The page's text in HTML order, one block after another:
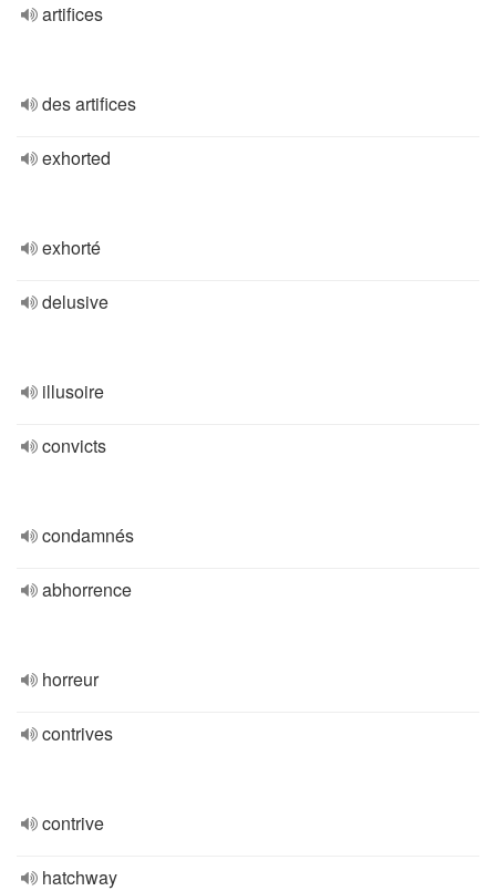
artifices
des artifices
exhorted
exhorté
delusive
illusoire
convicts
condamnés
abhorrence
horreur
contrives
contrive
hatchway